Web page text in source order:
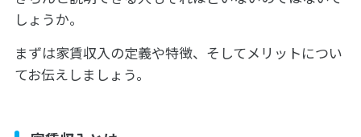
しょうか。
まずは家賃収入の定義や特徴、そしてメリットについ
てお伝えしましょう。